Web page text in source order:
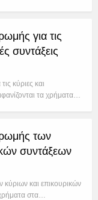
για τις
συντάξεις
κύριες και
τα χρήματα…
των
συντάξεων
και επικουρικών
στα…